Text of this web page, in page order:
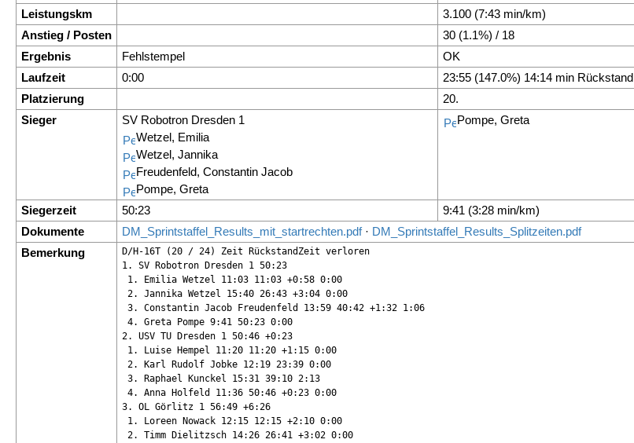
Leistungskm
3.100 (7:43 min/km)
Anstieg / Posten
30 (1.1%) / 18
Ergebnis
Fehlstempel
OK
Laufzeit
0:00
23:55 (147.0%) 14:14 min Rückstand
Platzierung
20.
Sieger
SV Robotron Dresden 1
Wetzel, Emilia
Wetzel, Jannika
Freudenfeld, Constantin Jacob
Pompe, Greta
Pompe, Greta
Siegerzeit 50:23
9:41 (3:28 min/km)
Dokumente
DM_Sprintstaffel_Results_mit_startrechten.pdf· DM_Sprintstaffel_Results_Splitzeiten.pdf
Bemerkung
D/H-16T (20 / 24) Zeit RückstandZeit verloren
1. SV Robotron Dresden 1 50:23
1. Emilia Wetzel 11:03 11:03 +0:58 0:00
2. Jannika Wetzel 15:40 26:43 +3:04 0:00
3. Constantin Jacob Freudenfeld 13:59 40:42 +1:32 1:06
4. Greta Pompe 9:41 50:23 0:00
2. USV TU Dresden 1 50:46 +0:23
1. Luise Hempel 11:20 11:20 +1:15 0:00
2. Karl Rudolf Jobke 12:19 23:39 0:00
3. Raphael Kunckel 15:31 39:10 2:13
4. Anna Holfeld 11:36 50:46 +0:23 0:00
3. OL Görlitz 1 56:49 +6:26
1. Loreen Nowack 12:15 12:15 +2:10 0:00
2. Timm Dielitzsch 14:26 26:41 +3:02 0:00